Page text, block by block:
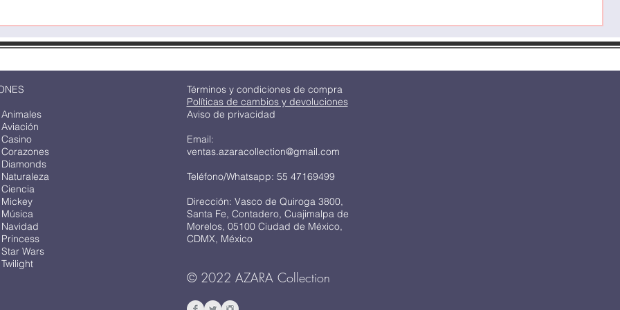
Wars
Términos y condiciones de compra
Políticas de cambios y devoluciones
Aviso de privacidad
Email:
ventas.azaracollection@gmail.com
Teléfono/Whatsapp: 55 47169499
Dirección: Vasco de Quiroga 3800,
Santa Fe, Contadero, Cuajimalpa de
Morelos, 05100 Ciudad de México,
CDMX, México
© 2022 AZARA Collection